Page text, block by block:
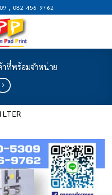
, 082-456-9762
าที่พร้อมจำหน่าย